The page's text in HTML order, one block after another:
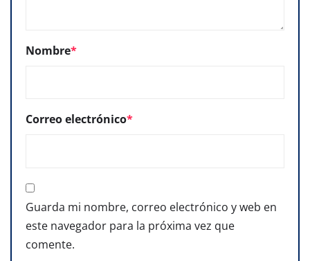
Nombre*
Correo electrónico*
Guarda mi nombre, correo electrónico y web en
este navegador para la próxima vez que
comente.